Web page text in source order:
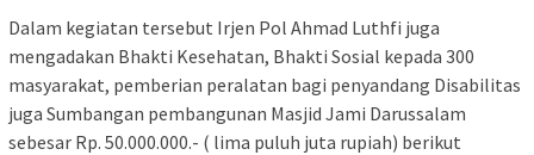
Dalam kegiatan tersebut Irjen Pol Ahmad Luthfi juga
mengadakan Bhakti Kesehatan, Bhakti Sosial kepada 300
masyarakat, pemberian peralatan bagi penyandang Disabilitas
juga Sumbangan pembangunan Masjid Jami Darussalam
sebesar Rp. 50.000.000.- ( lima puluh juta rupiah) berikut